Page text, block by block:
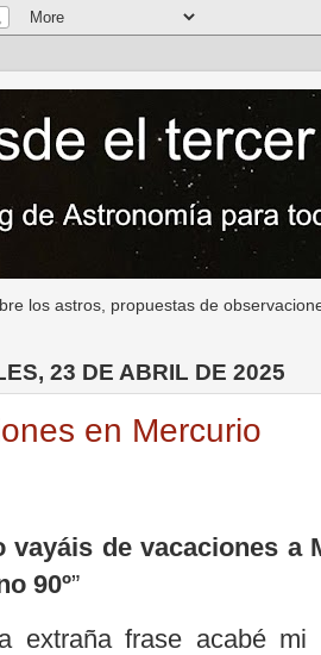
los astros, propuestas de
23 DE ABRIL DE 2025
en Mercurio
vayáis de vacaciones
90º”
extraña frase acabé